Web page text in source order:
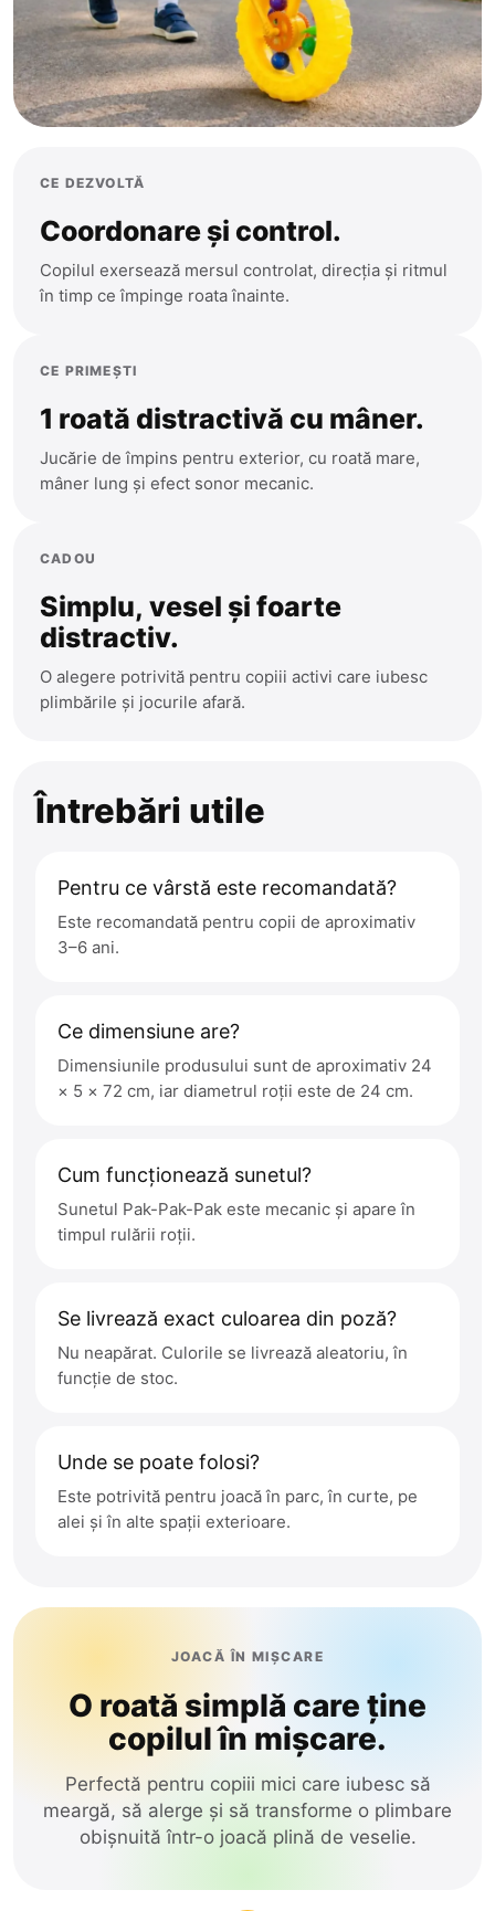
CE DEZVOLTĂ
Coordonare și control.
Copilul exersează mersul controlat, direcția și ritmul
în timp ce împinge roata înainte.
CE PRIMEȘTI
1 roată distractivă cu mâner.
Jucărie de împins pentru exterior, cu roată mare,
mâner lung și efect sonor mecanic.
CADOU
Simplu, vesel și foarte
distractiv.
O alegere potrivită pentru copiii activi care iubesc
plimbările și jocurile afară.
Întrebări utile
Pentru ce vârstă este recomandată?
Este recomandată pentru copii de aproximativ
3–6 ani.
Ce dimensiune are?
Dimensiunile produsului sunt de aproximativ 24
× 5 × 72 cm, iar diametrul roții este de 24 cm.
Cum funcționează sunetul?
Sunetul Pak-Pak-Pak este mecanic și apare în
timpul rulării roții.
Se livrează exact culoarea din poză?
Nu neapărat. Culorile se livrează aleatoriu, în
funcție de stoc.
Unde se poate folosi?
Este potrivită pentru joacă în parc, în curte, pe
alei și în alte spații exterioare.
JOACĂ ÎN MIȘCARE
O roată simplă care ține
copilul în mișcare.
Perfectă pentru copiii mici care iubesc să
meargă, să alerge și să transforme o plimbare
obișnuită într-o joacă plină de veselie.